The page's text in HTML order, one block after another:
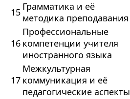
15 Грамматика и её
методика преподавания
16
Профессиональные
компетенции учителя
иностранного языка
17
Межкультурная
коммуникация и её
педагогические аспекты